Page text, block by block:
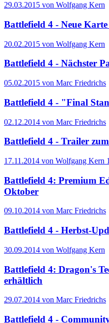
29.03.2015 von Wolfgang Kern
Battlefield 4 - Neue
20.02.2015 von Wolfgang Kern
Battlefield 4 - Nächster
05.02.2015 von Marc Friedrichs
Battlefield 4 - "Final
02.12.2014 von Marc Friedrichs
Battlefield 4 - Trailer
17.11.2014 von Wolfgang Kern 1
Battlefield 4: Premium
Oktober
09.10.2014 von Marc Friedrichs
Battlefield 4 - Herbst-
30.09.2014 von Wolfgang Kern
Battlefield 4: Dragon's
erhältlich
29.07.2014 von Marc Friedrichs
Battlefield 4 -